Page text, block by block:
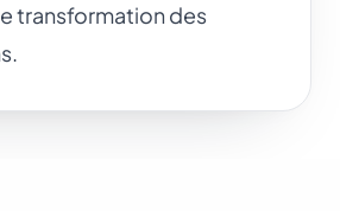
transformation des